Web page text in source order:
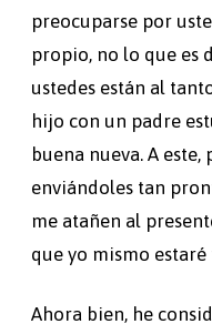
preocuparse por
propio, no lo que es
ustedes están al
hijo con un padre
buena nueva. A
enviándoles tan
me atañen al
que yo mismo
Ahora bien, he